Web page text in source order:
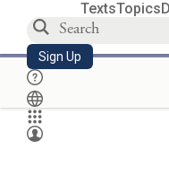
TextsTopics
Sign Up